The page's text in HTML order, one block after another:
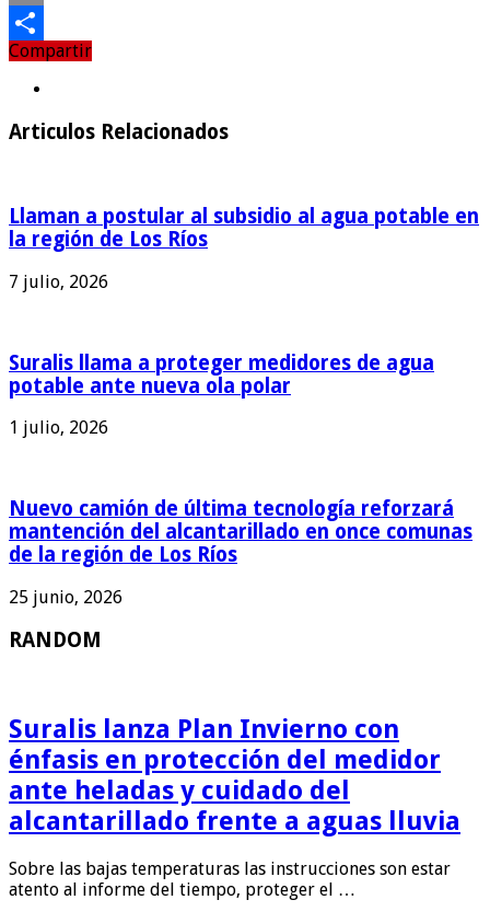
Email
Compartir
Compartir
Articulos Relacionados
Llaman a postular al subsidio al agua potable en
la región de Los Ríos
7 julio, 2026
Suralis llama a proteger medidores de agua
potable ante nueva ola polar
1 julio, 2026
Nuevo camión de última tecnología reforzará
mantención del alcantarillado en once comunas
de la región de Los Ríos
25 junio, 2026
RANDOM
Suralis lanza Plan Invierno con
énfasis en protección del medidor
ante heladas y cuidado del
alcantarillado frente a aguas lluvia
Sobre las bajas temperaturas las instrucciones son estar
atento al informe del tiempo, proteger el …